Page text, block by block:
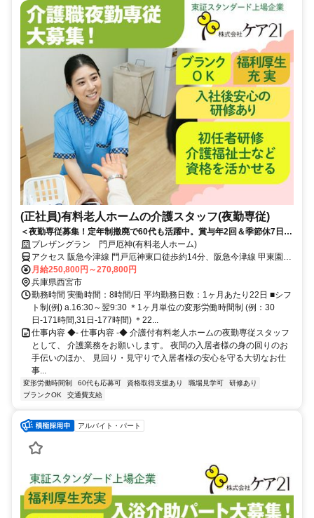
(正社員)有料老人ホームの介護スタッフ(夜勤専従)
＜夜勤専従募集！定年制撤廃で60代も活躍中。賞与年2回＆季節休7日◎
少ない日数でしっかり稼げる！＞賞与年2回＆昇給あり！定年制撤廃で
長く安定して働けます。少人数制で寄り添うケアができる温かい有料老
人ホームです◎
プレザングラン 門戸厄神(有料老人ホーム)
アクセス 阪急今津線 門戸厄神東口徒歩約14分、阪急今津線 甲東園東
口徒歩約17分、阪急神戸本線 西宮北口北東口徒歩約28分 阪急今津線
「門戸厄神」駅から徒歩約12分
月給250,800円～270,800円
兵庫県西宮市
勤務時間 実働時間：8時間/日 平均勤務日数：1ヶ月あたり22日 ■シフ
ト制(例) a.16:30～翌9:30 ＊1ヶ月単位の変形労働時間制 (例：30
日-171時間,31日-177時間) ＊22...
仕事内容 ◆- 仕事内容 -◆ 介護付有料老人ホームの夜勤専従スタッフ
として、 介護業務をお願いします。 夜間の入居者様の身の回りのお
手伝いのほか、 見回り・見守りで入居者様の安心を守る大切なお仕
事...
変形労働時間制 60代も応募可 資格取得支援あり 職場見学可
研修あり
ブランクOK
交通費支給
アルバイト・パート